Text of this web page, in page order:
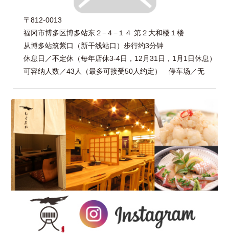
〒812-0013
福冈市博多区博多站东２−４−１４ 第２大和楼１楼
从博多站筑紫口（新干线站口）步行约3分钟
休息日／不定休（每年店休3-4日，12月31日，1月1日休息）
可容纳人数／43人（最多可接受50人约定） 停车场／无